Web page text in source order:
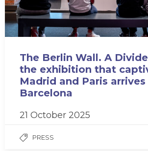
The Berlin Wall. A
the exhibition that
Madrid and Paris arrives
Barcelona
21 October 2025
PRESS